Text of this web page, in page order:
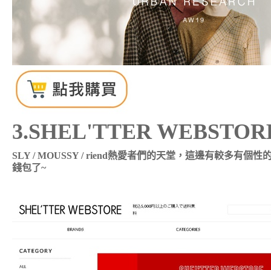
3.SHEL'TTER
SLY / MOUSSY / riend熱愛者們的天堂，這邊有較多有個性
錢包了~